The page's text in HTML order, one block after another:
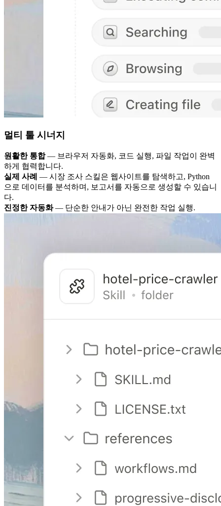
멀티 툴 시너지
원활한 통합— 브라우저 자동화, 코드 실행, 파일 작업이 완벽
하게 협력합니다.
실제 사례 — 시장 조사 스킬은 웹사이트를 탐색하고, Python
으로 데이터를 분석하며, 보고서를 자동으로 생성할 수 있습니
다.
진정한 자동화— 단순한 안내가 아닌 완전한 작업 실행.